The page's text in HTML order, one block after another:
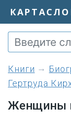
книги
Гертруда
Женщины